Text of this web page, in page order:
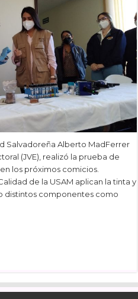
Salvadoreña Alberto MadFerrer
(JVE), realizó la prueba de
los próximos comicios.
de la USAM aplican la tinta y
distintos componentes como